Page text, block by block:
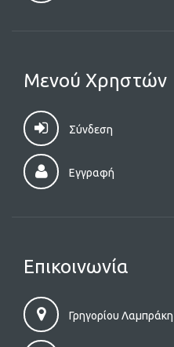
Μενού Χρηστών
Σύνδεση
Εγγραφή
Επικοινωνία
Γρηγορίου